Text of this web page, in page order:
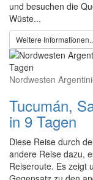
und besuchen die
Wüste...
Weitere
Nordwesten
Tucumán,
in 9 Tagen
Diese Reise durch
andere Reise dazu,
Reiseroute. Es zeigt